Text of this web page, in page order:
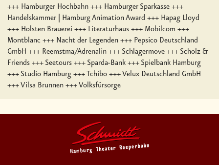
+++ Hamburger Hochbahn +++ Hamburger Sparkasse +++
Handelskammer | Hamburg Animation Award +++ Hapag Lloyd
+++ Holsten Brauerei +++ Literaturhaus +++ Mobilcom +++
Montblanc +++ Nacht der Legenden +++ Pepsico Deutschland
GmbH +++ Reemstma/Adrenalin +++ Schlagermove +++ Scholz &
Friends +++ Seetours +++ Sparda-Bank +++ Spielbank Hamburg
+++ Studio Hamburg +++ Tchibo +++ Velux Deutschland GmbH
+++ Vilsa Brunnen +++ Volksfürsorge